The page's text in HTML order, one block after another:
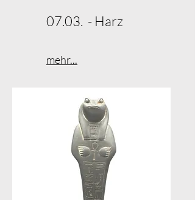
07.03. - Harz
mehr...